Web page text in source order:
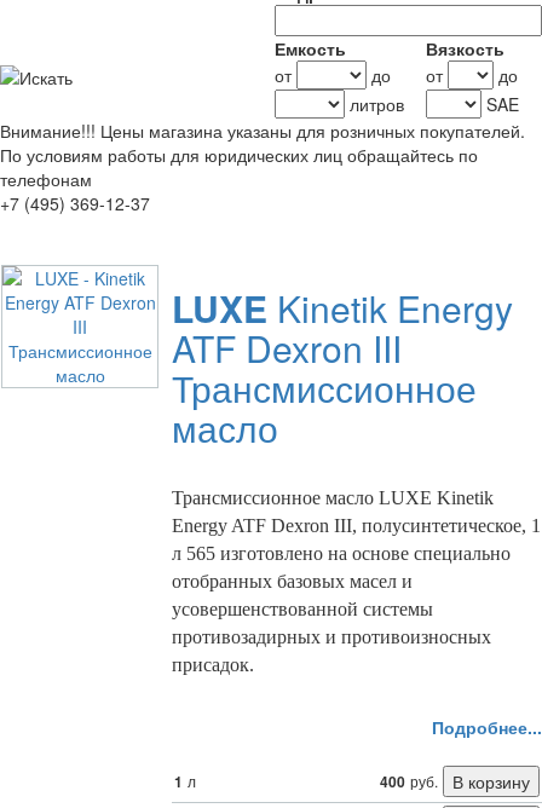
Емкость
от
до
литров
Вязкость
от
до
SAE
Внимание!!! Цены магазина указаны для розничных покупателей.
По условиям работы для юридических лиц обращайтесь по
телефонам
+7 (495) 369-12-37
LUXE Kinetik Energy
ATF Dexron III
Трансмиссионное
масло
Трансмиссионное масло LUXE Kinetik
Energy ATF Dexron III, полусинтетическое, 1
л 565 изготовлено на основе специально
отобранных базовых масел и
усовершенствованной системы
противозадирных и противоизносных
присадок.
Подробнее...
1 л 400 руб.